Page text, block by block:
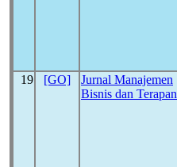
19 [GO]
Jurnal Manajemen
Bisnis dan Terapan